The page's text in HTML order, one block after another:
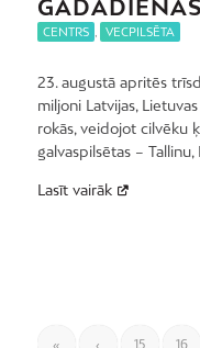
CENTRS VECPILSĒTA
23. augustā apritēs
miljoni Latvijas,
rokās, veidojot cilvēku
galvaspilsētas –
Lasīt vairāk
« ‹ 15 16